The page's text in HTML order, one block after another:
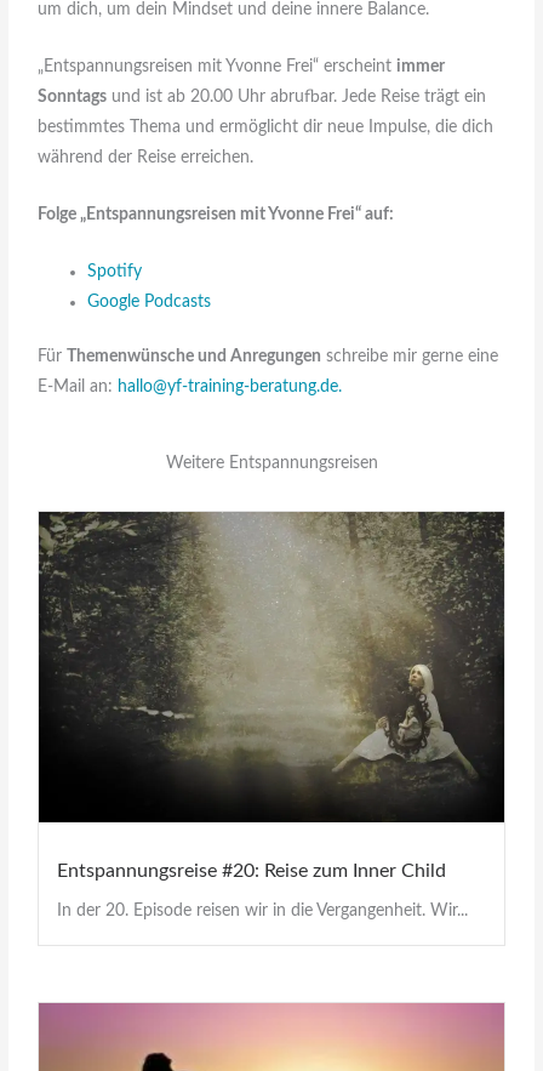
um dich, um dein Mindset und deine innere Balance.
„Entspannungsreisen mit Yvonne Frei“ erscheint immer
Sonntags und ist ab 20.00 Uhr abrufbar. Jede Reise trägt ein
bestimmtes Thema und ermöglicht dir neue Impulse, die dich
während der Reise erreichen.
Folge „Entspannungsreisen mit Yvonne Frei“ auf:
Spotify
Google Podcasts
Für Themenwünsche und Anregungen schreibe mir gerne eine
E-Mail an: hallo@yf-training-beratung.de.
Weitere Entspannungsreisen
Entspannungsreise #20: Reise zum Inner Child
In der 20. Episode reisen wir in die Vergangenheit. Wir...